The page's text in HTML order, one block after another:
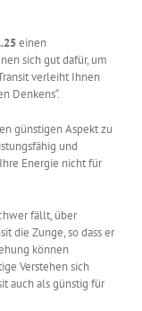
einen
sich gut dafür, um
verleiht Ihnen
Denkens“.
günstigen Aspekt zu
und
Energie nicht für
fällt, über
die Zunge, so dass er
können
Verstehen sich
auch als günstig für